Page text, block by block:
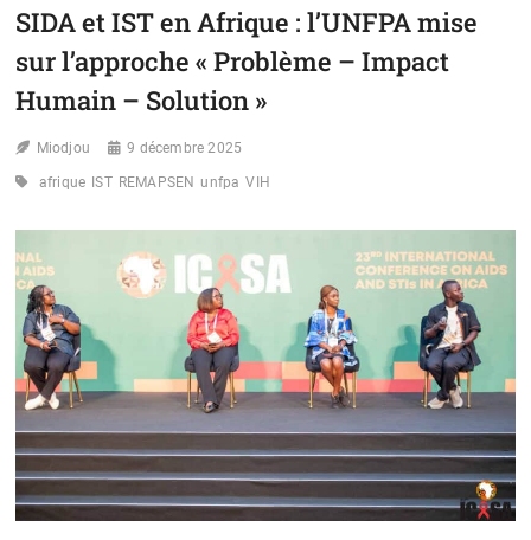
L’OUEST
LE
PROGRAMME
FEVE
EN
PHASE
RENFORCER
RIPOSTE
SIDA et IST en Afrique : l’UNFPA mise
sur l’approche « Problème – Impact
Humain – Solution »
Miodjou 9 décembre 2025
afrique IST REMAPSEN unfpa VIH